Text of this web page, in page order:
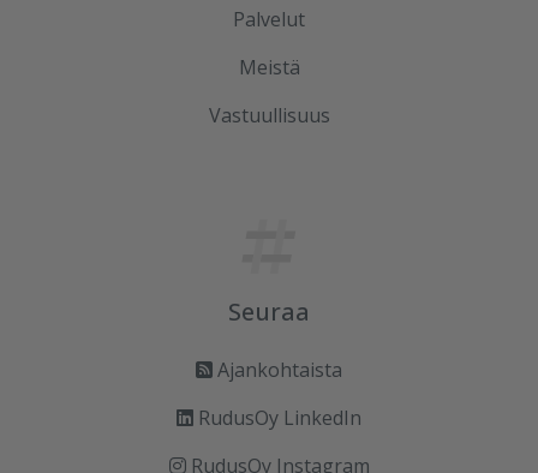
Palvelut
Meistä
Vastuullisuus
Seuraa
Ajankohtaista
RudusOy LinkedIn
RudusOy Instagram